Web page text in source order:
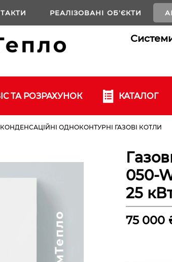
РЕАЛІЗОВАНІ ОБ'ЄКТИ
ТА РОЗРАХУНОК КАТАЛОГ
КОНДЕНСАЦІЙНІ ОДНОКОНТУРНІ ГАЗОВІ КОТЛИ
050-
25
75 000